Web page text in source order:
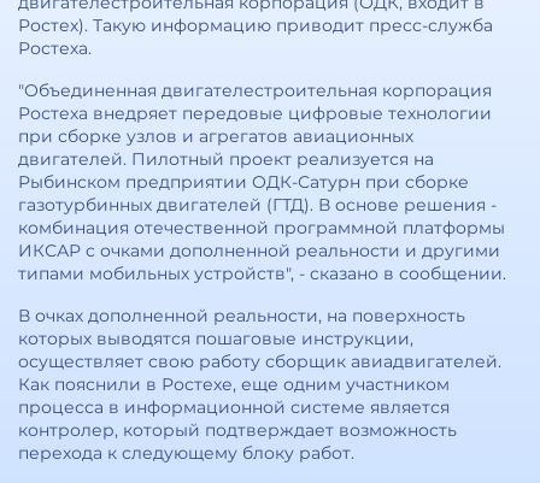
Ростех). Такую информацию приводит пресс-служба
Ростеха.
"Объединенная двигателестроительная корпорация
Ростеха внедряет передовые цифровые технологии
при сборке узлов и агрегатов авиационных
двигателей. Пилотный проект реализуется на
Рыбинском предприятии ОДК-Сатурн при сборке
газотурбинных двигателей (ГТД). В основе решения -
комбинация отечественной программной платформы
ИКСАР с очками дополненной реальности и другими
типами мобильных устройств", - сказано в сообщении.
В очках дополненной реальности, на поверхность
которых выводятся пошаговые инструкции,
осуществляет свою работу сборщик авиадвигателей.
Как пояснили в Ростехе, еще одним участником
процесса в информационной системе является
контролер, который подтверждает возможность
перехода к следующему блоку работ.